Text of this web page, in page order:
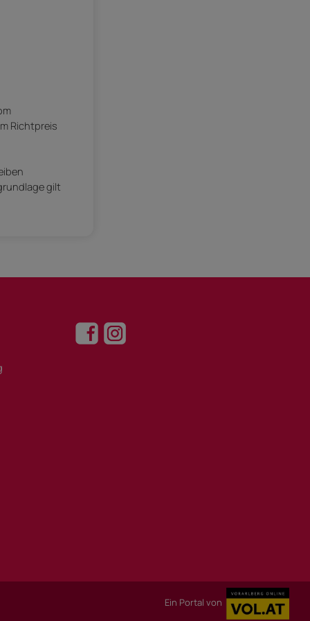
Richtpreis
gilt
Ein Portal von